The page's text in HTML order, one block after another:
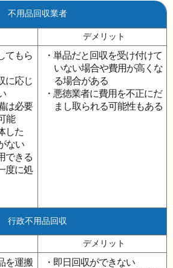
不用品回収業者
デメリット
てもら
に応じ
は必要
能
した
ない
できる
度に処
・単品だと回収を受け付けて
いない場合や費用が高くな
る場合がある
・悪徳業者に費用を不正にだ
まし取られる可能性もある
行政不用品回収
デメリット
を運搬
・即日回収ができない